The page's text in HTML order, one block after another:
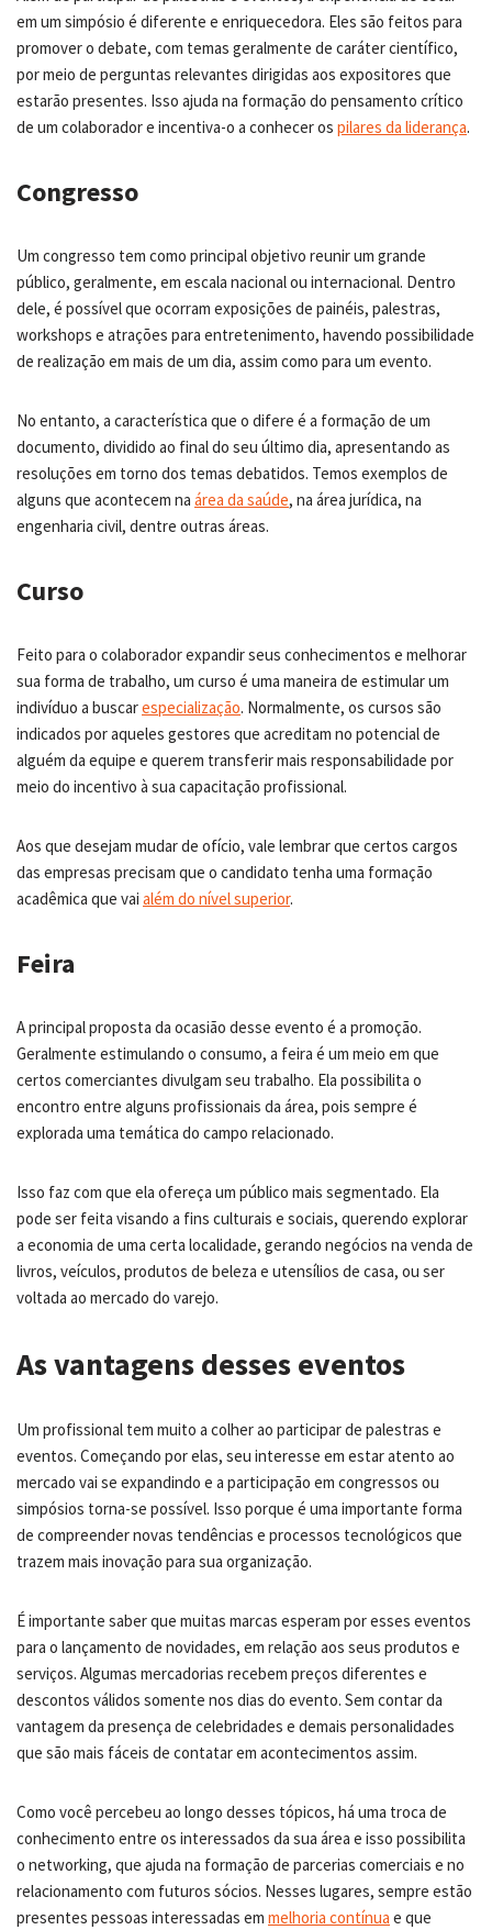
em um simpósio é diferente e enriquecedora. Eles são feitos para
promover o debate, com temas geralmente de caráter científico,
por meio de perguntas relevantes dirigidas aos expositores que
estarão presentes. Isso ajuda na formação do pensamento crítico
de um colaborador e incentiva-o a conhecer os pilares da liderança.
Congresso
Um congresso tem como principal objetivo reunir um grande
público, geralmente, em escala nacional ou internacional. Dentro
dele, é possível que ocorram exposições de painéis, palestras,
workshops e atrações para entretenimento, havendo possibilidade
de realização em mais de um dia, assim como para um evento.
No entanto, a característica que o difere é a formação de um
documento, dividido ao final do seu último dia, apresentando as
resoluções em torno dos temas debatidos. Temos exemplos de
alguns que acontecem na área da saúde, na área jurídica, na
engenharia civil, dentre outras áreas.
Curso
Feito para o colaborador expandir seus conhecimentos e melhorar
sua forma de trabalho, um curso é uma maneira de estimular um
indivíduo a buscarespecialização. Normalmente, os cursos são
indicados por aqueles gestores que acreditam no potencial de
alguém da equipe e querem transferir mais responsabilidade por
meio do incentivo à sua capacitação profissional.
Aos que desejam mudar de ofício, vale lembrar que certos cargos
das empresas precisam que o candidato tenha uma formação
acadêmica que vai além do nível superior.
Feira
A principal proposta da ocasião desse evento é a promoção.
Geralmente estimulando o consumo, a feira é um meio em que
certos comerciantes divulgam seu trabalho. Ela possibilita o
encontro entre alguns profissionais da área, pois sempre é
explorada uma temática do campo relacionado.
Isso faz com que ela ofereça um público mais segmentado. Ela
pode ser feita visando a fins culturais e sociais, querendo explorar
a economia de uma certa localidade, gerando negócios na venda de
livros, veículos, produtos de beleza e utensílios de casa, ou ser
voltada ao mercado do varejo.
As vantagens desses eventos
Um profissional tem muito a colher ao participar de palestras e
eventos. Começando por elas, seu interesse em estar atento ao
mercado vai se expandindo e a participação em congressos ou
simpósios torna-se possível. Isso porque é uma importante forma
de compreender novas tendências e processos tecnológicos que
trazem mais inovação para sua organização.
É importante saber que muitas marcas esperam por esses eventos
para o lançamento de novidades, em relação aos seus produtos e
serviços. Algumas mercadorias recebem preços diferentes e
descontos válidos somente nos dias do evento. Sem contar da
vantagem da presença de celebridades e demais personalidades
que são mais fáceis de contatar em acontecimentos assim.
Como você percebeu ao longo desses tópicos, há uma troca de
conhecimento entre os interessados da sua área e isso possibilita
o networking, que ajuda na formação de parcerias comerciais e no
relacionamento com futuros sócios. Nesses lugares, sempre estão
presentes pessoas interessadas em melhoria contínua e que